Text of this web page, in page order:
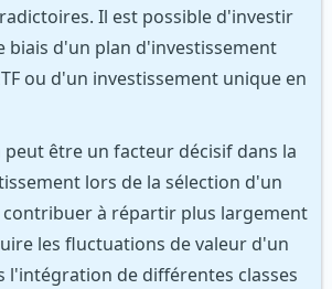
Il est possible d'investir
biais d'un plan d'investissement
ou d'un investissement unique en
être un facteur décisif dans la
lors de la sélection d'un
contribuer à répartir plus largement
les fluctuations de valeur d'un
l'intégration de différentes classes